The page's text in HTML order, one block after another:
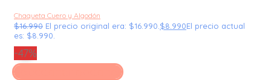
Chaqueta Cuero y Algodón
$16.990 El precio original era: $16.990. $8.990El precio actual
es: $8.990.
-47%
Seleccionar opciones